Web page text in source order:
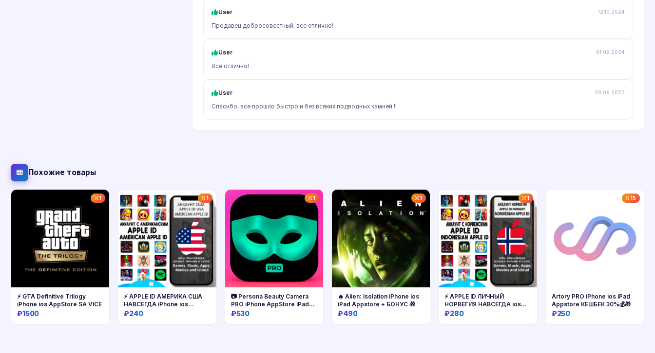
User 12.10.2024
Продавец добросовестный, все отлично!
User 01.02.2024
Всё отлично!
User 26.09.2023
Спасибо, все прошло быстро и без всяких подводных камней !!
Похожие товары
1
⚡️ GTA Definitive Trilogy
iPhone ios AppStore SA VICE
₽1500
1
⚡ APPLE ID АМЕРИКА США
НАВСЕГДА iPhone ios
AppStore
₽240
1
📷 Persona Beauty Camera
PRO iPhone AppStore iPad
ios
₽530
1
🔥 Alien: Isolation iPhone ios
iPad Appstore + БОНУС 🎁
₽490
1
⚡ APPLE ID ЛИЧНЫЙ
НОРВЕГИЯ НАВСЕГДА ios
AppStore iPhone
₽280
15
Artory PRO iPhone ios iPad
Appstore КЕШБЕК 30%💰🎁
₽250